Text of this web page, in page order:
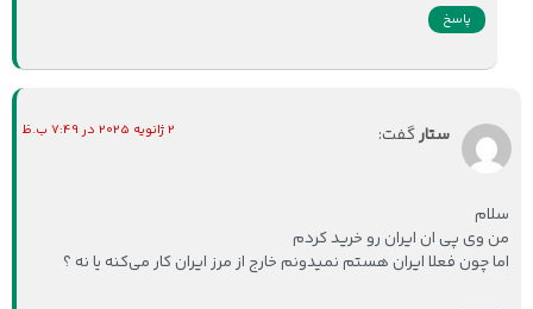
پاسخ
ستارگفت: 2 ژانویه 2025 در 7:49 ب.ظ
سلام
من وی پی ان ایران رو خرید کردم
اما چون فعلا ایران هستم نمیدونم خارج از مرز ایران کار می‌کنه یا نه ؟